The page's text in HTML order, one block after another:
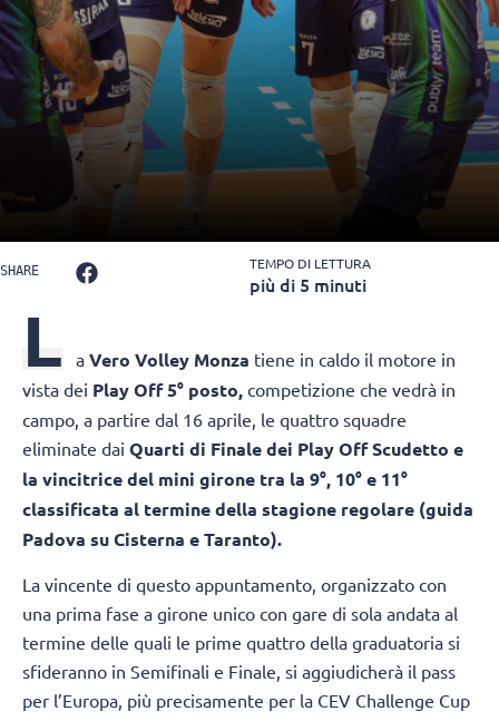
SHARE TEMPO DI LETTURA
più di 5 minuti
L a Vero Volley Monza tiene in caldo il motore in
vista dei Play Off 5° posto, competizione che vedrà in
campo, a partire dal 16 aprile, le quattro squadre
eliminate dai Quarti di Finale dei Play Off Scudetto e
la vincitrice del mini girone tra la 9°, 10° e 11°
classificata al termine della stagione regolare (guida
Padova su Cisterna e Taranto).
La vincente di questo appuntamento, organizzato con
una prima fase a girone unico con gare di sola andata al
termine delle quali le prime quattro della graduatoria si
sfideranno in Semifinali e Finale, si aggiudicherà il pass
per l’Europa, più precisamente per la CEV Challenge Cup